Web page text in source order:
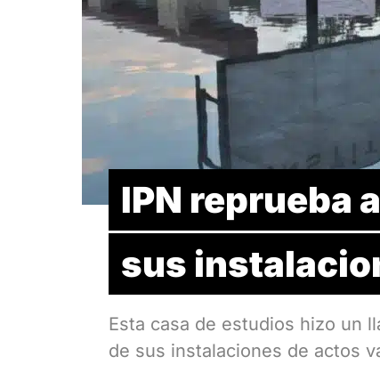
IPN reprueba
sus
Esta casa de estudios hizo un
de sus instalaciones de actos